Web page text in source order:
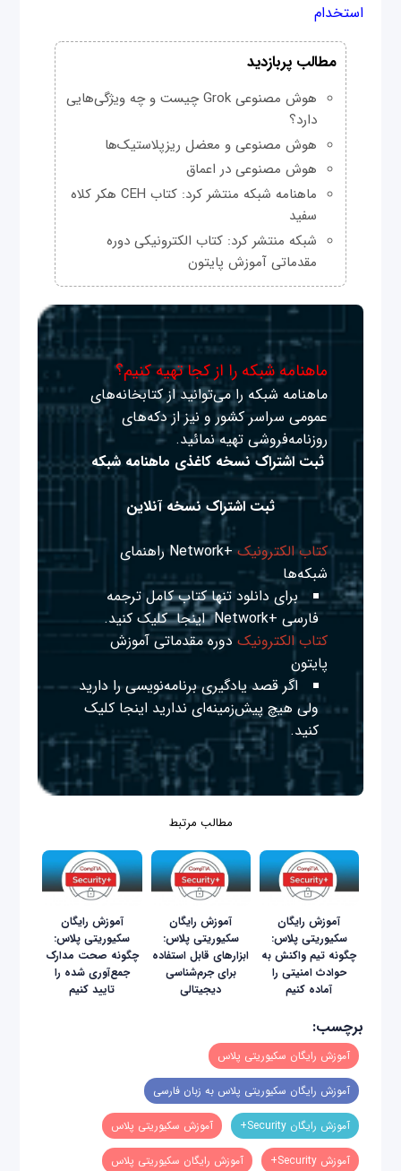
استخدام
مطالب پربازدید
هوش مصنوعی Grok چیست و چه ویژگی‌هایی
دارد؟
هوش مصنوعی و معضل ریزپلاستیک‌ها
هوش مصنوعی در اعماق
ماهنامه شبکه منتشر کرد: کتاب CEH هکر کلاه
سفید
شبکه منتشر کرد: کتاب الکترونیکی دوره
مقدماتی آموزش پایتون
ماهنامه شبکه را از کجا تهیه کنیم؟
ماهنامه شبکه را می‌توانید از کتابخانه‌های
عمومی سراسر کشور و نیز از دکه‌های
روزنامه‌فروشی تهیه نمائید.
ثبت اشتراک نسخه کاغذی ماهنامه شبکه
ثبت اشتراک نسخه آنلاین
کتاب الکترونیک
+Network راهنمای
شبکه‌ها
برای دانلود تنها کتاب کامل ترجمه
فارسی +Network
اینجا کلیک کنید.
کتاب الکترونیک دوره مقدماتی آموزش
پایتون
اگر قصد یادگیری برنامه‌نویسی را دارید
ولی هیچ پیش‌زمینه‌ای نداریداینجا کلیک
کنید.
مطالب مرتبط
آموزش رایگان
سکیوریتی پلاس:
چگونه تیم واکنش به
حوادث امنیتی را
آماده کنیم
آموزش رایگان
سکیوریتی پلاس:
ابزارهای قابل استفاده
برای جرم‌شناسی
دیجیتالی
آموزش رایگان
سکیوریتی پلاس:
چگونه صحت مدارک
جمع‌آوری شده را
تایید کنیم
برچسب:
آموزش رایگان سکیوریتی‌ پلاس
آموزش رایگان سکیوریتی‌ پلاس به زبان فارسی
آموزش رایگان Security+ آموزش سکیوریتی‌ پلاس
آموزش Security+ آموزش رایگان سکیوریتی پلاس